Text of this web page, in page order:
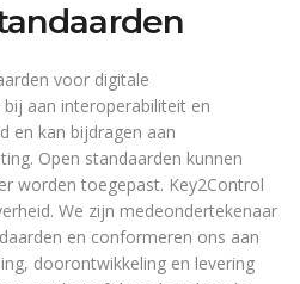
voor digitale
aan interoperabiliteit en
en kan bijdragen aan
Open standaarden kunnen
worden toegepast. Key2Control
We zijn medeondertekenaar
en conformeren ons aan
doorontwikkeling en levering